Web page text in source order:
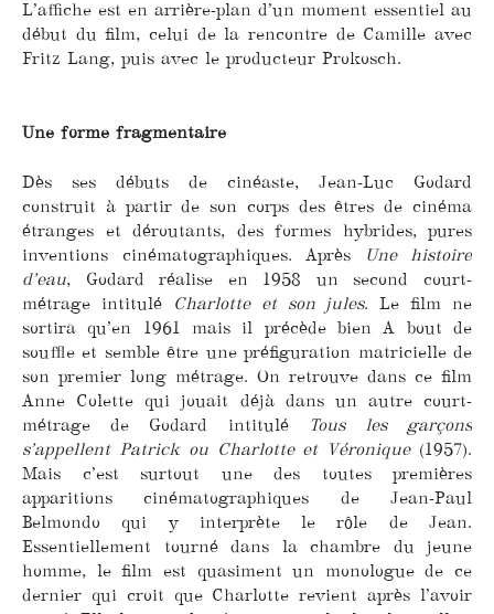
L’affiche est en arrière-plan d’un moment essentiel au
début du film, celui de la rencontre de Camille avec
Fritz Lang, puis avec le producteur Prokosch.
Une forme fragmentaire
Dès ses débuts de cinéaste, Jean-Luc Godard
construit à partir de son corps des êtres de cinéma
étranges et déroutants, des formes hybrides, pures
inventions cinématographiques. Après
Une histoire
d’eau, Godard réalise en 1958 un second court-
métrage intitulé
Charlotte et son jules. Le film ne
sortira qu’en 1961 mais il précède bien A bout de
souffle et semble être une préfiguration matricielle de
son premier long métrage. On retrouve dans ce film
Anne Colette qui jouait déjà dans un autre court-
métrage de Godard intitulé
Tous les garçons
s’appellent Patrick ou Charlotte et Véronique(1957).
Mais c’est surtout une des toutes premières
apparitions cinématographiques de Jean-Paul
Belmondo qui y interprète le rôle de Jean.
Essentiellement tourné dans la chambre du jeune
homme, le film est quasiment un monologue de ce
dernier qui croit que Charlotte revient après l’avoir